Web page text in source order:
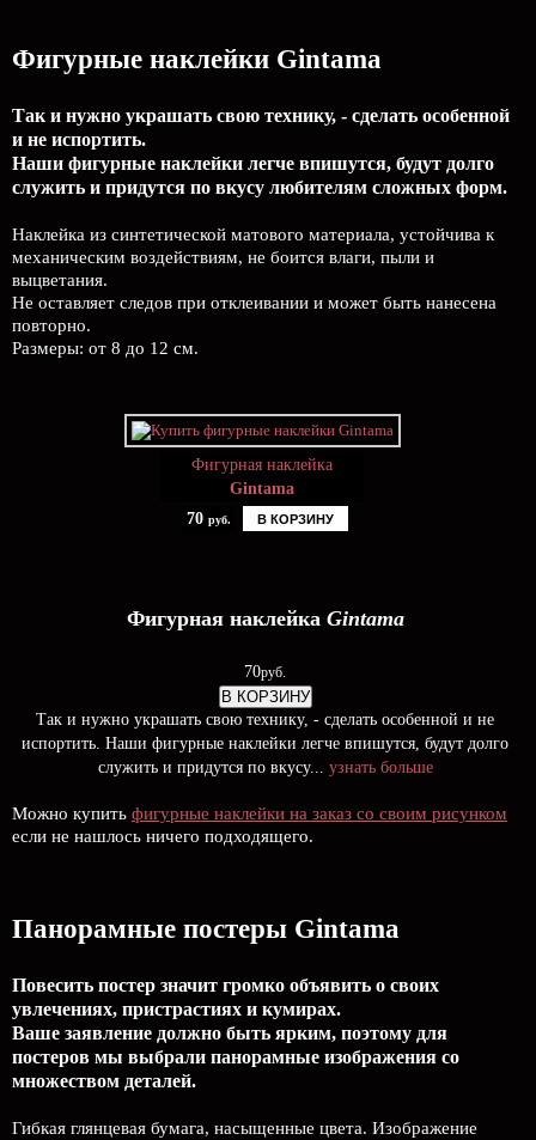
Фигурные наклейки Gintama
Так и нужно украшать свою технику, - сделать особенной
и не испортить.
Наши фигурные наклейки легче впишутся, будут долго
служить и придутся по вкусу любителям сложных форм.
Наклейка из синтетической матового материала, устойчива к
механическим воздействиям, не боится влаги, пыли и
выцветания.
Не оставляет следов при отклеивании и может быть нанесена
повторно.
Размеры: от 8 до 12 см.
Фигурная наклейка
Gintama
70 руб. В КОРЗИНУ
Фигурная наклейка Gintama
70руб.
В КОРЗИНУ
Так и нужно украшать свою технику, - сделать особенной и не
испортить. Наши фигурные наклейки легче впишутся, будут долго
служить и придутся по вкусу... узнать больше
Можно купить фигурные наклейки на заказ со своим рисунком
если не нашлось ничего подходящего.
Панорамные постеры Gintama
Повесить постер значит громко объявить о своих
увлечениях, пристрастиях и кумирах.
Ваше заявление должно быть ярким, поэтому для
постеров мы выбрали панорамные изображения со
множеством деталей.
Гибкая глянцевая бумага, насыщенные цвета. Изображение